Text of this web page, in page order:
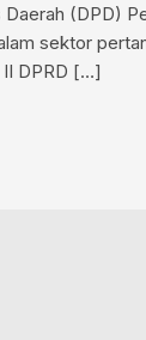
(DPD)
sektor
II DPRD […]